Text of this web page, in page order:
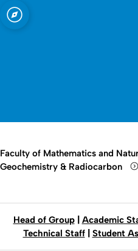
Open quicklink menu
Faculty of Mathematics and
Geochemistry & Radiocarbon
Head of Group| Academic
Technical Staff| Student